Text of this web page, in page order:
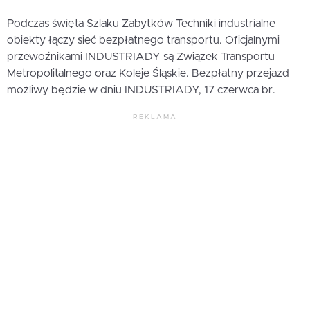
Podczas święta Szlaku Zabytków Techniki industrialne
obiekty łączy sieć bezpłatnego transportu. Oficjalnymi
przewoźnikami INDUSTRIADY są Związek Transportu
Metropolitalnego oraz Koleje Śląskie. Bezpłatny przejazd
możliwy będzie w dniu INDUSTRIADY, 17 czerwca br.
REKLAMA